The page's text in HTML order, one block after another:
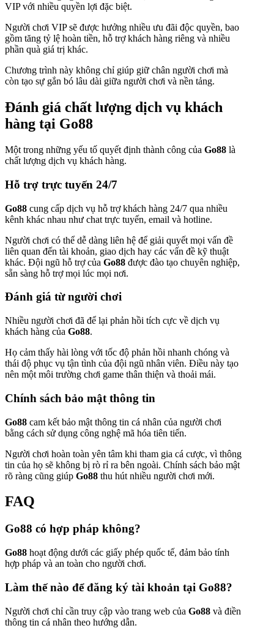
VIP với nhiều quyền lợi đặc biệt.
Người chơi VIP sẽ được hưởng nhiều ưu đãi độc quyền, bao
gồm tăng tỷ lệ hoàn tiền, hỗ trợ khách hàng riêng và nhiều
phần quà giá trị khác.
Chương trình này không chỉ giúp giữ chân người chơi mà
còn tạo sự gắn bó lâu dài giữa người chơi và nền tảng.
Đánh giá chất lượng dịch vụ khách
hàng tại Go88
Một trong những yếu tố quyết định thành công của Go88 là
chất lượng dịch vụ khách hàng.
Hỗ trợ trực tuyến 24/7
Go88 cung cấp dịch vụ hỗ trợ khách hàng 24/7 qua nhiều
kênh khác nhau như chat trực tuyến, email và hotline.
Người chơi có thể dễ dàng liên hệ để giải quyết mọi vấn đề
liên quan đến tài khoản, giao dịch hay các vấn đề kỹ thuật
khác. Đội ngũ hỗ trợ của Go88 được đào tạo chuyên nghiệp,
sẵn sàng hỗ trợ mọi lúc mọi nơi.
Đánh giá từ người chơi
Nhiều người chơi đã để lại phản hồi tích cực về dịch vụ
khách hàng của Go88.
Họ cảm thấy hài lòng với tốc độ phản hồi nhanh chóng và
thái độ phục vụ tận tình của đội ngũ nhân viên. Điều này tạo
nên một môi trường chơi game thân thiện và thoải mái.
Chính sách bảo mật thông tin
Go88 cam kết bảo mật thông tin cá nhân của người chơi
bằng cách sử dụng công nghệ mã hóa tiên tiến.
Người chơi hoàn toàn yên tâm khi tham gia cá cược, vì thông
tin của họ sẽ không bị rò rỉ ra bên ngoài. Chính sách bảo mật
rõ ràng cũng giúp Go88 thu hút nhiều người chơi mới.
FAQ
Go88 có hợp pháp không?
Go88 hoạt động dưới các giấy phép quốc tế, đảm bảo tính
hợp pháp và an toàn cho người chơi.
Làm thế nào để đăng ký tài khoản tại Go88?
Người chơi chỉ cần truy cập vào trang web của Go88 và điền
thông tin cá nhân theo hướng dẫn.